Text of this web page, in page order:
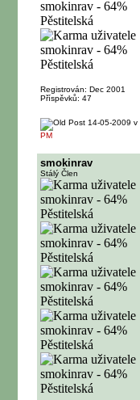
Registrován: Dec 2001
Příspěvků: 47
14-05-2009 v
PM
smokinrav
Stálý Člen